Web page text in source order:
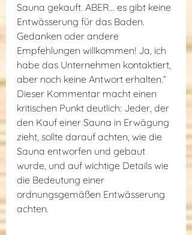
Sauna gekauft. ABER… es gibt keine
Entwässerung für das Baden.
Gedanken oder andere
Empfehlungen willkommen! Ja, ich
habe das Unternehmen kontaktiert,
aber noch keine Antwort erhalten.“
Dieser Kommentar macht einen
kritischen Punkt deutlich: Jeder, der
den Kauf einer Sauna in Erwägung
zieht, sollte darauf achten, wie die
Sauna entworfen und gebaut
wurde, und auf wichtige Details wie
die Bedeutung einer
ordnungsgemäßen Entwässerung
achten.